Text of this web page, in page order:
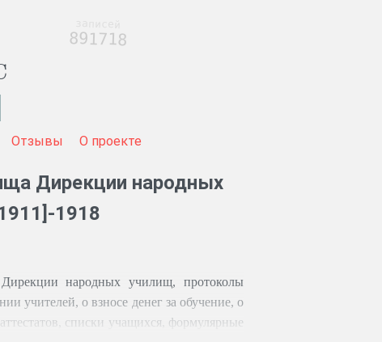
Отзывы О проекте
Дирекции народных
1918
Дирекции народных училищ, протоколы
учителей, о взносе денег за обучение, о
списки учащихся, формулярные
891718